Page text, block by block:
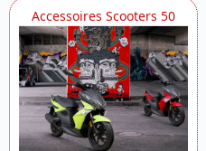
Accessoires Scooters 50